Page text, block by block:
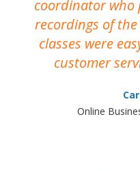
coordinator who
recordings of
classes were
customer
Online